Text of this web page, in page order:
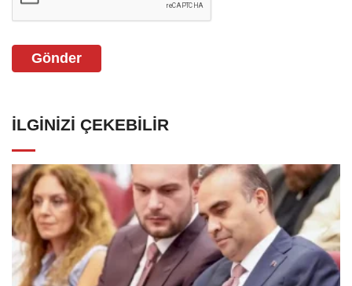
Gönder
İLGINIZI ÇEKEBILIR